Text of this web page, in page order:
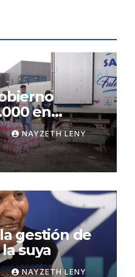
en
NAYZETH LENY
gestión de
suya
NAYZETH LENY